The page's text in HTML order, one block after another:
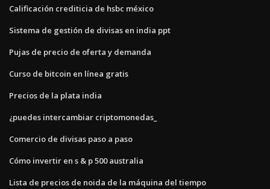
Calificación crediticia de hsbc méxico
Sistema de gestión de divisas en india ppt
Pujas de precio de oferta y demanda
Curso de bitcoin en línea gratis
Precios de la plata india
¿puedes intercambiar criptomonedas_
Comercio de divisas paso a paso
Cómo invertir en s & p 500 australia
Lista de precios de noida de la máquina del tiempo